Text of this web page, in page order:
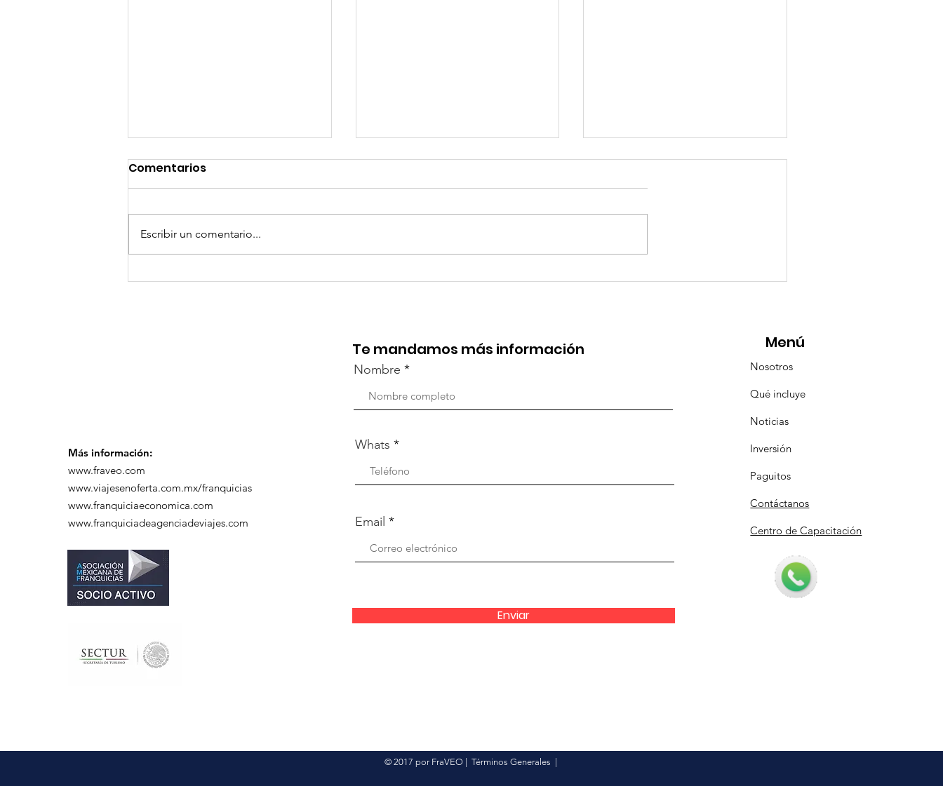
GoMapTravelByFraveo
TourTravelynByFraveo
ViveMásViajandoByFraveo
Comentarios
Escribir un comentario...
Más información:
www.fraveo.com
www.viajesenoferta.com.mx/franquicias
www.franquiciaeconomica.com
www.franquiciadeagenciadeviajes.com
Te mandamos más información
Nombre
Whats
Email
Enviar
Menú
Nosotros
Qué incluye
Noticias
Inversión
Paguitos
Contáctanos
Centro de Capacitación
© 2017 por FraVEO | Términos Generales |